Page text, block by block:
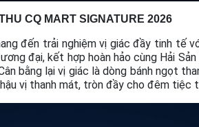
CQ MART SIGNATURE 2026
đến trải nghiệm vị giác đầy tinh tế
đại, kết hợp hoàn hảo cùng Hải
bằng lại vị giác là dòng bánh ngọt
vị thanh mát, tròn đầy cho đêm tiệc